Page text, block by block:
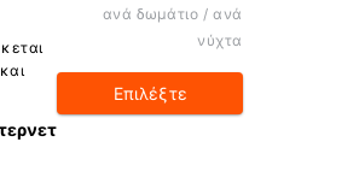
ανά δωμάτιο / ανά
νύχτα
Επιλέξτε